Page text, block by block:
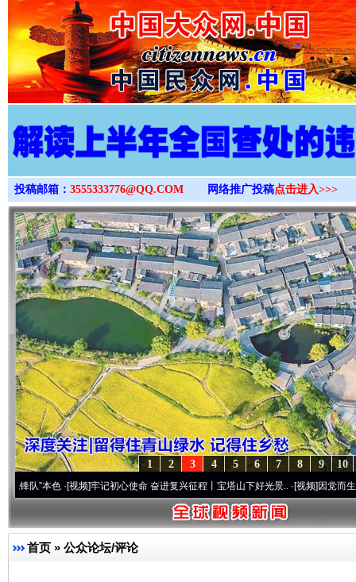
>
投稿邮箱： 3555333776@QQ.COM 网络推广投稿点击进入>>>
10
9
8
7
6
5
4
3
2
1
·[视频]牢记初心使命 奋进复兴征程丨宝塔山下好光景..·[视频]因党而生 为党而战
首页 » 公众论坛/评论